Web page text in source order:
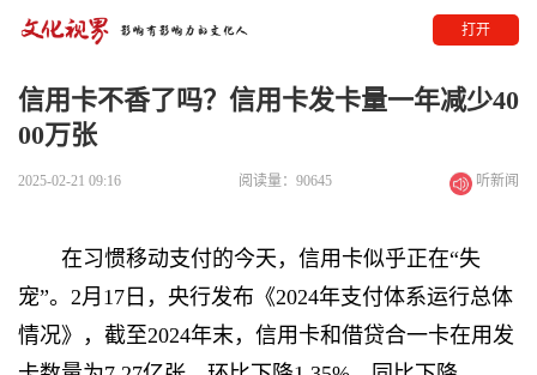
打开
信用卡不香了吗？信用卡发卡量一年减少40
00万张
2025-02-21 09:16 阅读量：90645 听新闻
在习惯移动支付的今天，信用卡似乎正在“失
宠”。2月17日，央行发布《2024年支付体系运行总体
情况》，截至2024年末，信用卡和借贷合一卡在用发